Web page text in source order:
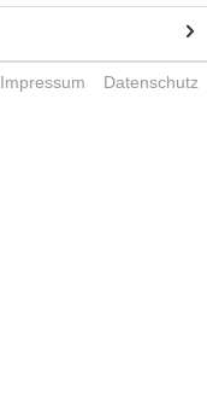
Impressum Datenschutz